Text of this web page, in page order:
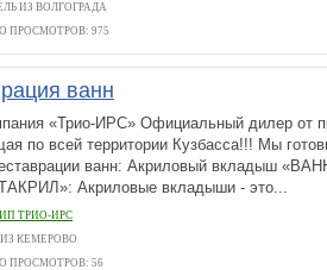
ИЗ ВОЛГОГРАДА
ПРОСМОТРОВ: 975
ванн
«Трио-ИРС» Официальный дилер от
по всей территории Кузбасса!!! Мы
ванн: Акриловый вкладыш
Акриловые вкладыши - это...
ИП ТРИО-ИРС
КЕМЕРОВО
ПРОСМОТРОВ: 56